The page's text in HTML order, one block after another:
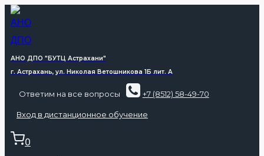
АНО ДПО "БУТЦ Астрахани"
г. Астрахань, ул. Николая Ветошникова 1Б лит. А
Ответим на все вопросы +7 (8512) 58-49-70
Вход в дистанционное обучение
0